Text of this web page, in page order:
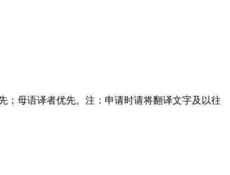
；母语译者优先。注：申请时请将翻译文字及以往